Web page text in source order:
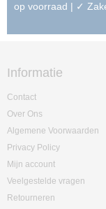
op voorraad | ✓
Informatie
Contact
Over Ons
Algemene Voorwaarden
Privacy Policy
Mijn account
Veelgestelde vragen
Retourneren